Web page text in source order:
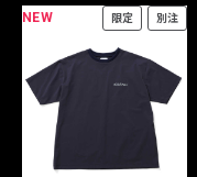
NEW 限定 別注